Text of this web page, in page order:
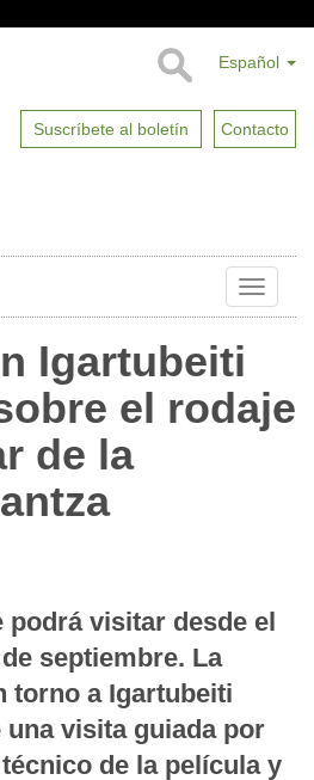
Español
Suscríbete al boletín Contacto
Toggle
Igartubeiti
el rodaje
de la
podrá visitar desde el
septiembre. La
torno a Igartubeiti
una visita guiada por
de la película y